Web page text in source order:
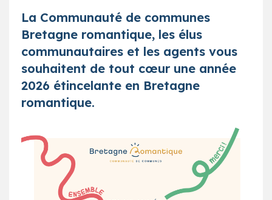
La Communauté de communes
Bretagne romantique, les élus
communautaires et les agents vous
souhaitent de tout cœur une année
2026 étincelante en Bretagne
romantique.